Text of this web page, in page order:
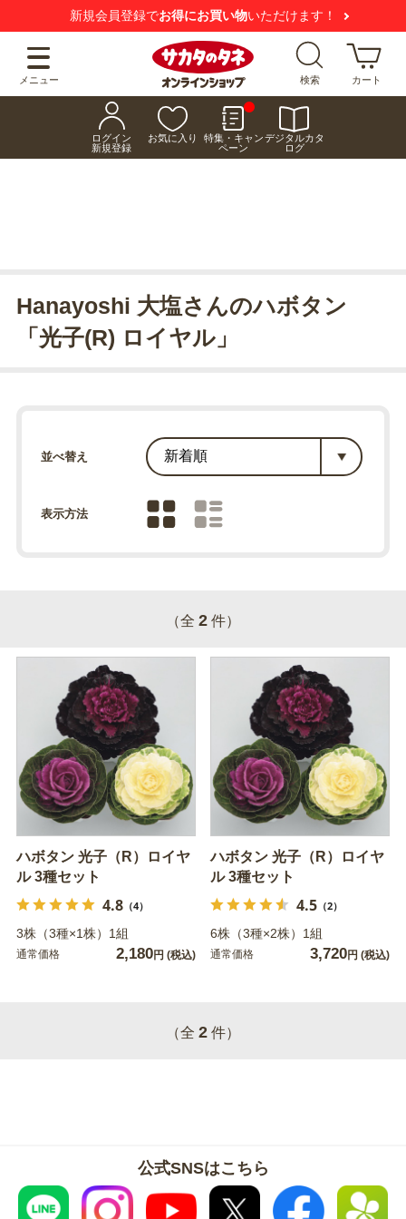
新規会員登録でお得にお買い物いただけます！
メニュー 検索 カート
ログイン
新規登録
お気に入り
特集・キャン
ペーン
デジタルカタ
ログ
Hanayoshi 大塩さんのハボタン
「光子(R) ロイヤル」
並べ替え
表示方法
（全 2 件）
ハボタン 光子（R）ロイヤ
ル 3種セット
4.8（4）
3株（3種×1株）1組
通常価格 2,180円 (税込)
ハボタン 光子（R）ロイヤ
ル 3種セット
4.5（2）
6株（3種×2株）1組
通常価格 3,720円 (税込)
（全 2 件）
公式SNSはこちら